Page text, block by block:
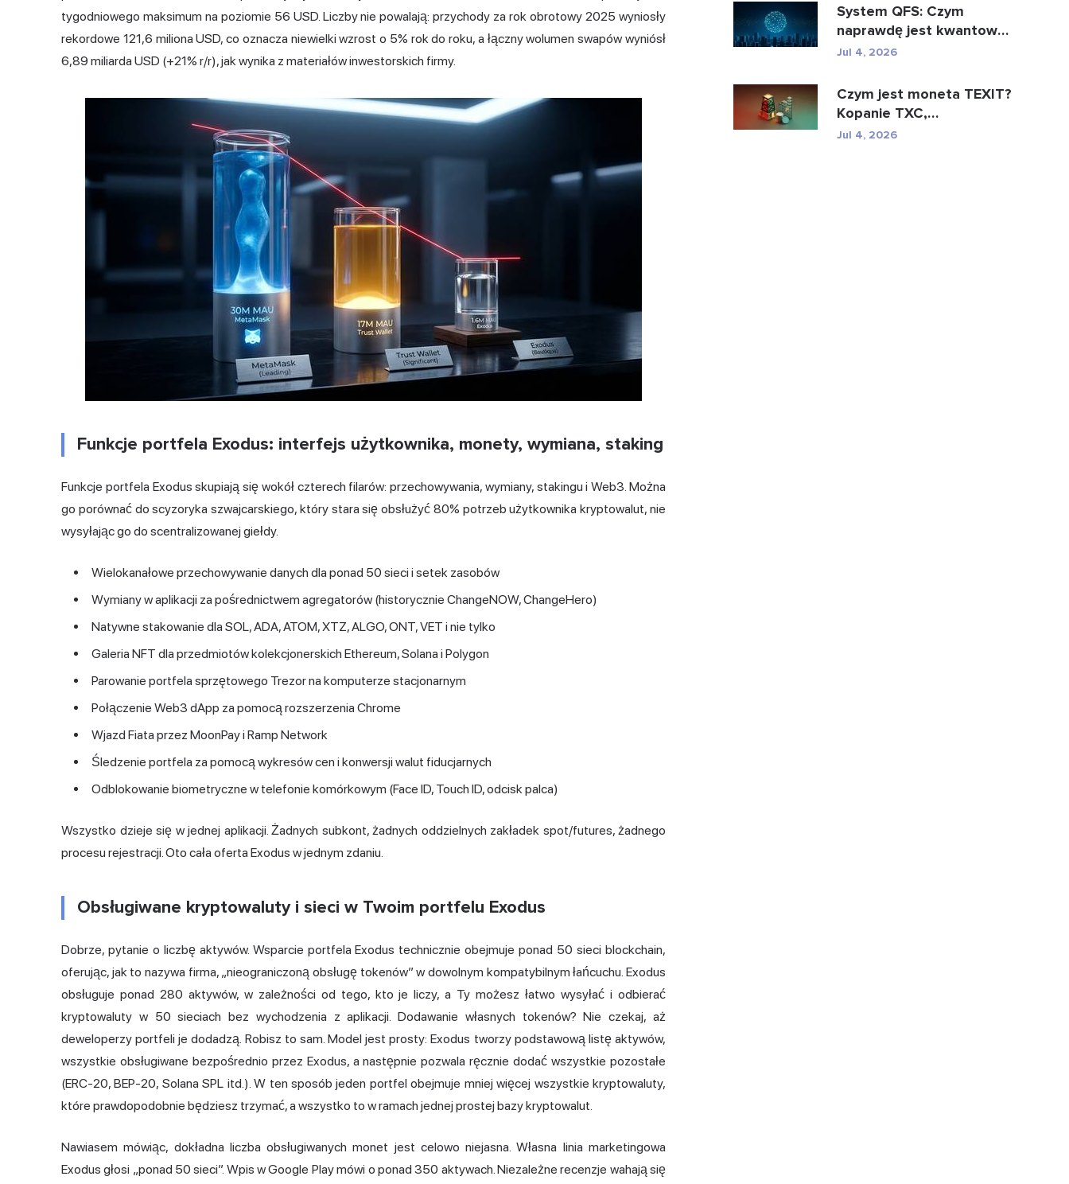
tygodniowego maksimum na poziomie 56 USD. Liczby nie powalają: przychody za rok obrotowy 2025 wyniosły
rekordowe 121,6 miliona USD, co oznacza niewielki wzrost o 5% rok do roku, a łączny wolumen swapów wyniósł
6,89 miliarda USD (+21% r/r), jak wynika z materiałów inwestorskich firmy.
Funkcje portfela Exodus: interfejs użytkownika, monety, wymiana, staking
Funkcje portfela Exodus skupiają się wokół czterech filarów: przechowywania, wymiany, stakingu iWeb3. Można
go porównać do scyzoryka szwajcarskiego, który stara się obsłużyć 80% potrzeb użytkownika kryptowalut, nie
wysyłając go do scentralizowanej giełdy.
Wielokanałowe przechowywanie danych dla ponad 50 sieci i setek zasobów
Wymiany w aplikacji za pośrednictwem agregatorów (historycznie ChangeNOW, ChangeHero)
Natywne stakowanie dla SOL, ADA, ATOM, XTZ, ALGO, ONT, VET i nie tylko
Galeria NFT dla przedmiotów kolekcjonerskich Ethereum, Solana i Polygon
Parowanie portfela sprzętowego Trezor na komputerze stacjonarnym
Połączenie Web3 dApp za pomocą rozszerzenia Chrome
Wjazd Fiata przez MoonPayi Ramp Network
Śledzenie portfela za pomocą wykresów cen i konwersji walut fiducjarnych
Odblokowanie biometryczne w telefonie komórkowym (Face ID, Touch ID, odcisk palca)
Wszystko dzieje się w jednej aplikacji. Żadnych subkont, żadnych oddzielnych zakładek spot/futures, żadnego
procesu rejestracji. Oto cała oferta Exodus w jednym zdaniu.
Obsługiwane kryptowaluty i sieci w Twoim portfelu Exodus
Dobrze, pytanie o liczbę aktywów. Wsparcie portfela Exodus technicznie obejmuje ponad 50 sieci blockchain,
oferując, jak to nazywa firma, „nieograniczoną obsługę tokenów” w dowolnym kompatybilnym łańcuchu. Exodus
obsługuje ponad 280 aktywów, w zależności od tego, kto je liczy, a Ty możesz łatwo wysyłać i odbierać
kryptowaluty w 50 sieciach bez wychodzenia z aplikacji. Dodawanie własnych tokenów? Nie czekaj, aż
deweloperzy portfeli je dodadzą. Robisz to sam. Model jest prosty: Exodus tworzy podstawową listę aktywów,
wszystkie obsługiwane bezpośrednio przez Exodus, a następnie pozwala ręcznie dodać wszystkie pozostałe
(ERC-20, BEP-20, Solana SPL itd.). W ten sposób jeden portfel obejmuje mniej więcej wszystkie kryptowaluty,
które prawdopodobnie będziesz trzymać, a wszystko to w ramach jednej prostej bazy kryptowalut.
Nawiasem mówiąc, dokładna liczba obsługiwanych monet jest celowo niejasna. Własna linia marketingowa
Exodus głosi „ponad 50 sieci”. Wpis w Google Play mówi o ponad 350 aktywach. Niezależne recenzje wahają się
System QFS: Czym
naprawdę jest kwantowy
system finansowy (2026)
Jul 4, 2026
Czym jest moneta TEXIT?
Kopanie TXC,
specyfikacje i ryzyko
Jul 4, 2026